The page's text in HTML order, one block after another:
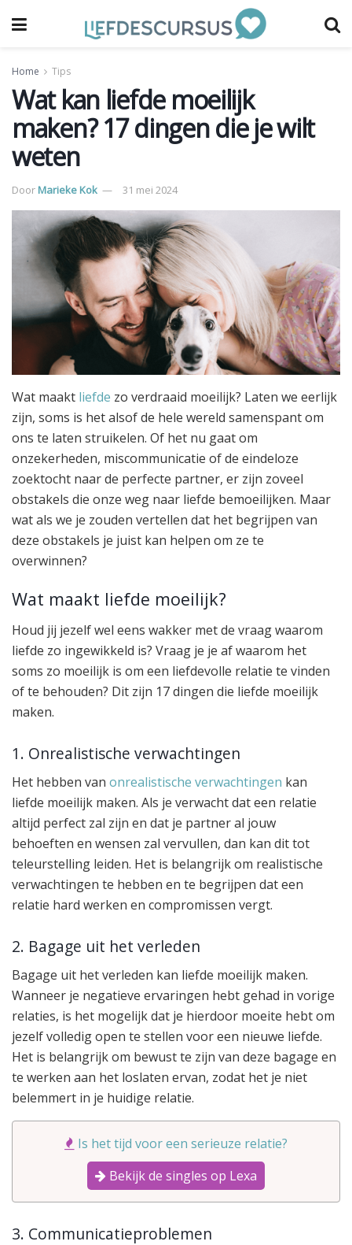
Home Tips
Wat kan liefde moeilijk
maken? 17 dingen die je wilt
weten
DoorMarieke Kok 31 mei 2024
Wat maakt liefde zo verdraaid moeilijk? Laten we eerlijk
zijn, soms is het alsof de hele wereld samenspant om
ons te laten struikelen. Of het nu gaat om
onzekerheden, miscommunicatie of de eindeloze
zoektocht naar de perfecte partner, er zijn zoveel
obstakels die onze weg naar liefde bemoeilijken. Maar
wat als we je zouden vertellen dat het begrijpen van
deze obstakels je juist kan helpen om ze te
overwinnen?
Wat maakt liefde moeilijk?
Houd jij jezelf wel eens wakker met de vraag waarom
liefde zo ingewikkeld is? Vraag je je af waarom het
soms zo moeilijk is om een liefdevolle relatie te vinden
of te behouden? Dit zijn 17 dingen die liefde moeilijk
maken.
1. Onrealistische verwachtingen
Het hebben van onrealistische verwachtingen kan
liefde moeilijk maken. Als je verwacht dat een relatie
altijd perfect zal zijn en dat je partner al jouw
behoeften en wensen zal vervullen, dan kan dit tot
teleurstelling leiden. Het is belangrijk om realistische
verwachtingen te hebben en te begrijpen dat een
relatie hard werken en compromissen vergt.
2. Bagage uit het verleden
Bagage uit het verleden kan liefde moeilijk maken.
Wanneer je negatieve ervaringen hebt gehad in vorige
relaties, is het mogelijk dat je hierdoor moeite hebt om
jezelf volledig open te stellen voor een nieuwe liefde.
Het is belangrijk om bewust te zijn van deze bagage en
te werken aan het loslaten ervan, zodat het je niet
belemmert in je huidige relatie.
Is het tijd voor een serieuze relatie?
Bekijk de singles op Lexa
3. Communicatieproblemen